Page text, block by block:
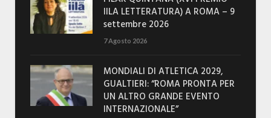
IILA LETTERATURA) A ROMA – 9
settembre 2026
7 Agosto 2026
MONDIALI DI ATLETICA 2029,
GUALTIERI: “ROMA PRONTA PER
UN ALTRO GRANDE EVENTO
INTERNAZIONALE”